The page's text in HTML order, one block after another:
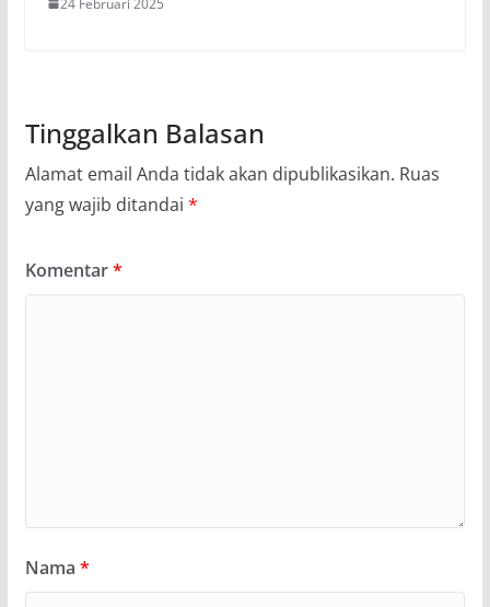
Tinggalkan Balasan
Alamat email Anda tidak akan dipublikasikan. Ruas
yang wajib ditandai *
Komentar*
Nama *